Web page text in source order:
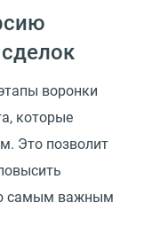
воронки
которые
Это позволит
самым важным